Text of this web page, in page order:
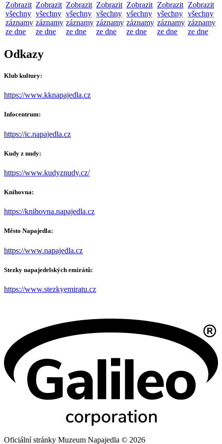
Zobrazit
všechny
záznamy
ze dne
Zobrazit
všechny
záznamy
ze dne
Zobrazit
všechny
záznamy
ze dne
Zobrazit
všechny
záznamy
ze dne
Zobrazit
všechny
záznamy
ze dne
Zobrazit
všechny
záznamy
ze dne
Zobrazit
všechny
záznamy
ze dne
Odkazy
Klub kultury:
https://www.kknapajedla.cz
Infocentrum:
https://ic.napajedla.cz
Kudy z nudy:
https://www.kudyznudy.cz/
Knihovna:
https://knihovna.napajedla.cz
Město Napajedla:
https://www.napajedla.cz
Stezky napajedelských emirátů:
https://www.stezkyemiratu.cz
Oficiální stránky Muzeum Napajedla © 2026